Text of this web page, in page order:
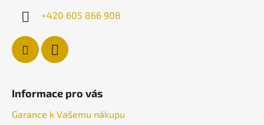
+420 605 866 908
Informace pro vás
Garance k Vašemu nákupu